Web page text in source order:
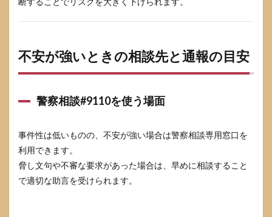
不安が強いときの相談先と通報の目安
警察相談#9110を使う場面
事件性は低いものの、不安が強い場合は警察相談専用窓口を
利用できます。
脅し文句や不審な要求があった場合は、早めに相談すること
で適切な助言を受けられます。